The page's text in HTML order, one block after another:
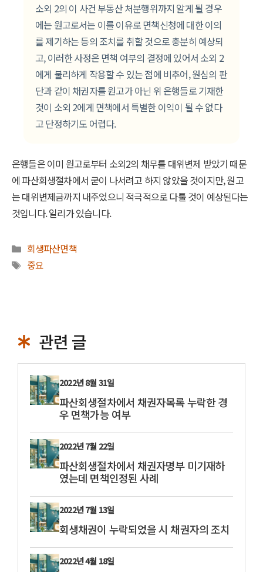
소외 2의 이 사건 부동산 처분행위까지 알게 될 경우
에는 원고로서는 이를 이유로 면책신청에 대한 이의
를 제기하는 등의 조치를 취할 것으로 충분히 예상되
고, 이러한 사정은 면책 여부의 결정에 있어서 소외 2
에게 불리하게 작용할 수 있는 점에 비추어, 원심의 판
단과 같이 채권자를 원고가 아닌 위 은행들로 기재한
것이 소외 2에게 면책에서 특별한 이익이 될 수 없다
고 단정하기도 어렵다.
은행들은 이미 원고로부터 소외2의 채무를 대위변제 받았기 때문
에 파산회생절차에서 굳이 나서려고 하지 않았을 것이지만, 원고
는 대위변제금까지 내주었으니 적극적으로 다툴 것이 예상된다는
것입니다. 일리가 있습니다.
카
테
회생파산면책
태
중요
관련 글
2022년 8월 31일
파산회생절차에서 채권자목록 누락한 경
우 면책가능 여부
2022년 7월 22일
파산회생절차에서 채권자명부 미기재하
였는데 면책인정된 사례
2022년 7월 13일
회생채권이 누락되었을 시 채권자의 조치
2022년 4월 18일